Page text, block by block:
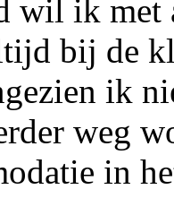
wil ik
bij de
ik
weg
in